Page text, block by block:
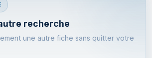
recherche
une autre fiche sans quitter votre